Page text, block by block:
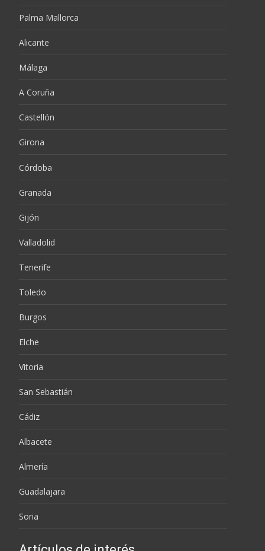
Palma Mallorca
Alicante
Málaga
A Coruña
Castellón
Girona
Córdoba
Granada
Gijón
Valladolid
Tenerife
Toledo
Burgos
Elche
Vitoria
San Sebastián
Cádiz
Albacete
Almería
Guadalajara
Soria